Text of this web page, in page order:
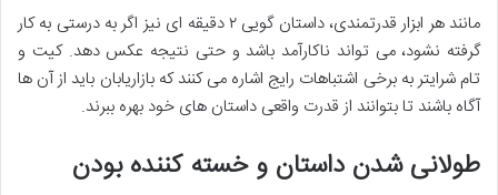
مانند هر ابزار قدرتمندی، داستان گویی ۲ دقیقه ای نیز اگر به درستی به کار
گرفته نشود، می تواند ناکارآمد باشد و حتی نتیجه عکس دهد. کیت و
تام شرایتر به برخی اشتباهات رایج اشاره می کنند که بازاریابان باید از آن ها
آگاه باشند تا بتوانند از قدرت واقعی داستان های خود بهره ببرند.
طولانی شدن داستان و خسته کننده بودن